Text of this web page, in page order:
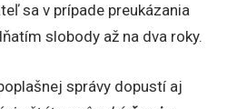
sa v prípade preukázania
slobody až na dva roky.
správy dopustí aj